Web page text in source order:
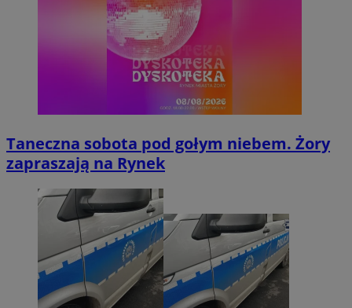
Taneczna sobota pod gołym niebem. Żory
zapraszają na Rynek